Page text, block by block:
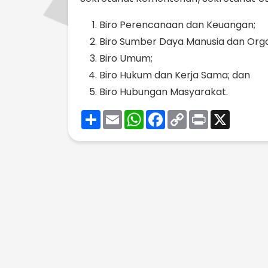
Biro Perencanaan dan Keuangan;
Biro Sumber Daya Manusia dan
Biro Umum;
Biro Hukum dan Kerja Sama; dan
Biro Hubungan Masyarakat.
ShareEmailWhatsApp
Facebook
Copy
Link
Print